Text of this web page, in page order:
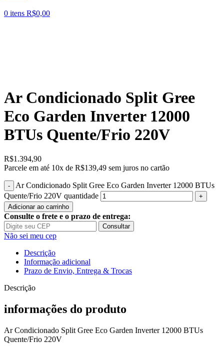
0 itens R$0,00
Ar Condicionado Split Gree
Eco Garden Inverter 12000
BTUs Quente/Frio 220V
R$1.394,90
Parcele em até 10x de R$139,49 sem juros no cartão
Ar Condicionado Split Gree Eco Garden Inverter 12000 BTUs
Quente/Frio 220V quantidade
Adicionar ao carrinho
Consulte o frete e o prazo de entrega:
Consultar
Não sei meu cep
Descrição
Informação adicional
Prazo de Envio, Entrega & Trocas
Descrição
informações do produto
Ar Condicionado Split Gree Eco Garden Inverter 12000 BTUs
Quente/Frio 220V